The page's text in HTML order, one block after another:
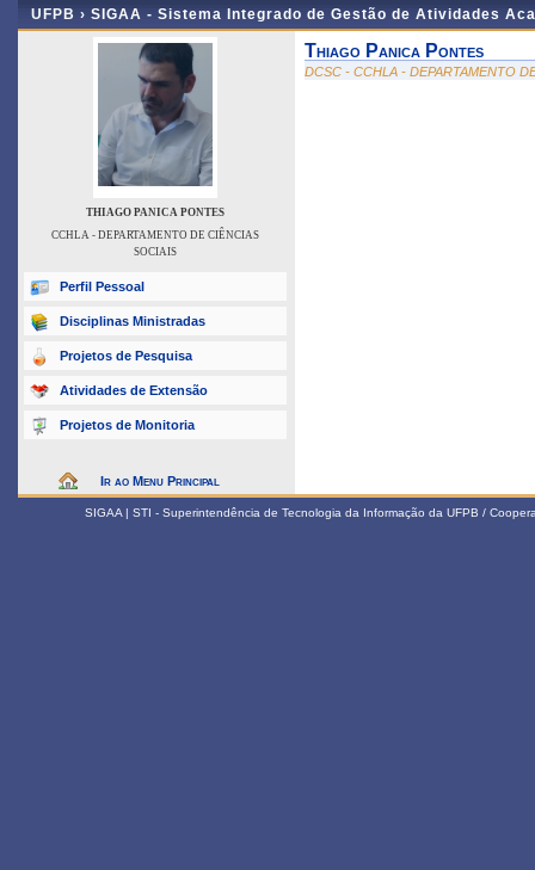
UFPB › SIGAA - Sistema Integrado de Gestão de Atividades
THIAGO PANICA PONTES
CCHLA - DEPARTAMENTO DE CIÊNCIAS
SOCIAIS
Perfil Pessoal
Disciplinas Ministradas
Projetos de Pesquisa
Atividades de Extensão
Projetos de Monitoria
Ir ao Menu Principal
Thiago Panica Pontes
DCSC - CCHLA - DEPARTAMENTO
SIGAA | STI - Superintendência de Tecnologia da Informação da UFPB /